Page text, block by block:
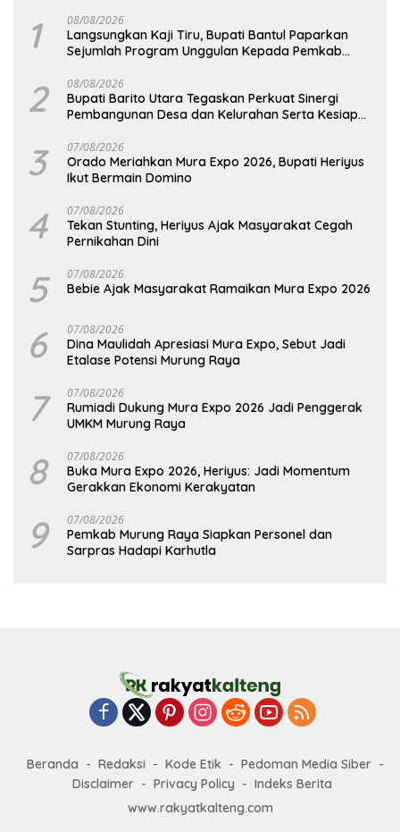
1 08/08/2026
Langsungkan Kaji Tiru, Bupati Bantul Paparkan
Sejumlah Program Unggulan Kepada Pemkab
2 08/08/2026
Bupati Barito Utara Tegaskan Perkuat Sinergi
Pembangunan Desa dan Kelurahan Serta Kesiapan
3 07/08/2026
Orado Meriahkan Mura Expo 2026, Bupati Heriyus
Ikut Bermain Domino
4 07/08/2026
Tekan Stunting, Heriyus Ajak Masyarakat Cegah
Pernikahan Dini
5 07/08/2026
Bebie Ajak Masyarakat Ramaikan Mura Expo 2026
6 07/08/2026
Dina Maulidah Apresiasi Mura Expo, Sebut Jadi
Etalase Potensi Murung Raya
7 07/08/2026
Rumiadi Dukung Mura Expo 2026 Jadi Penggerak
UMKM Murung Raya
8 07/08/2026
Buka Mura Expo 2026, Heriyus: Jadi Momentum
Gerakkan Ekonomi Kerakyatan
9 07/08/2026
Pemkab Murung Raya Siapkan Personel dan
Sarpras Hadapi Karhutla
Beranda Redaksi Kode Etik
Pedoman Media Siber
Disclaimer
Privacy Policy
Indeks Berita
www.rakyatkalteng.com